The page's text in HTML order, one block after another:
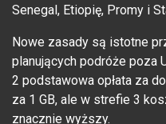
Senegal, Etiopię, Promy i
Nowe zasady są istotne
planujących podróże poza
2 podstawowa opłata za
za 1 GB, ale w strefie 3
znacznie wyższy.